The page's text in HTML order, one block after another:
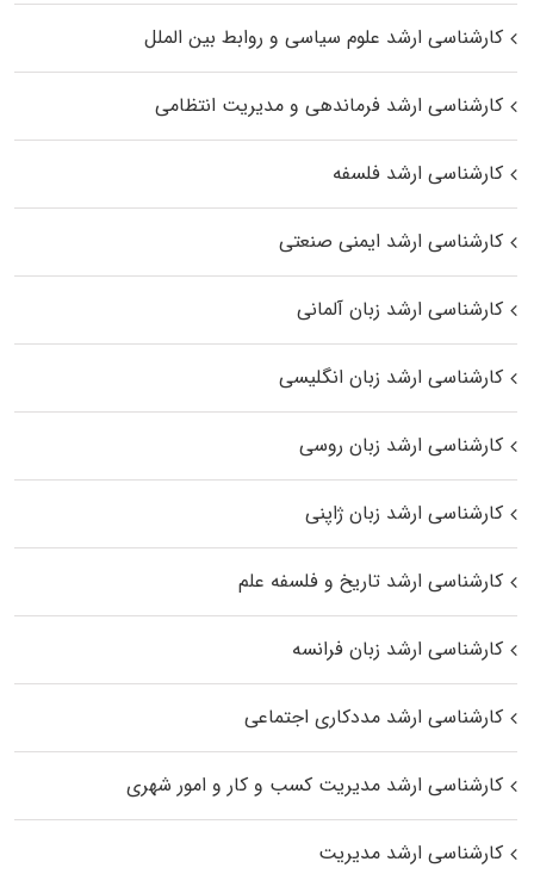
کارشناسی ارشد علوم سیاسی و روابط بین الملل
کارشناسی ارشد فرماندهی و مدیریت انتظامی
کارشناسی ارشد فلسفه
کارشناسی ارشد ایمنی صنعتی
کارشناسی ارشد زبان آلمانی
کارشناسی ارشد زبان انگلیسی
کارشناسی ارشد زبان روسی
کارشناسی ارشد زبان ژاپنی
کارشناسی ارشد تاریخ و فلسفه علم
کارشناسی ارشد زبان فرانسه
کارشناسی ارشد مددکاری اجتماعی
کارشناسی ارشد مدیریت کسب و کار و امور شهری
کارشناسی ارشد مدیریت